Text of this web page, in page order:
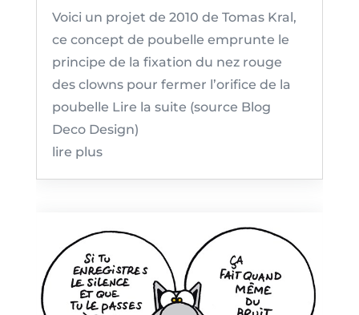
Voici un projet de 2010 de Tomas Kral,
ce concept de poubelle emprunte le
principe de la fixation du nez rouge
des clowns pour fermer l’orifice de la
poubelle Lire la suite (source Blog
Deco Design)
lire plus